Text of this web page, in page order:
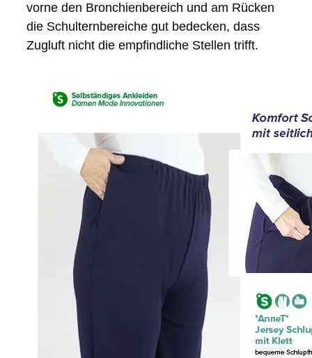
vorne den Bronchienbereich und am Rücken
die Schulternbereiche gut bedecken, dass
Zugluft nicht die empfindliche Stellen trifft.